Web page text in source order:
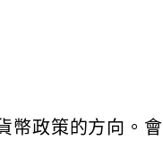
幣政策的方向。會